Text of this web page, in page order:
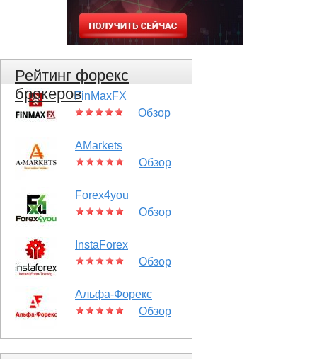
Рейтинг форекс
брокеровFinMaxFX
Обзор
AMarkets
Обзор
Forex4you
Обзор
InstaForex
Обзор
Альфа-Форекс
Обзор